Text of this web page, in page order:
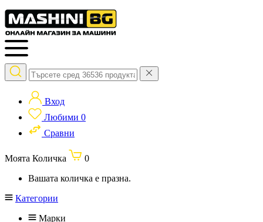
Вход
Любими 0
Сравни
Моята Количка
0
Вашата количка е празна.
Категории
Марки